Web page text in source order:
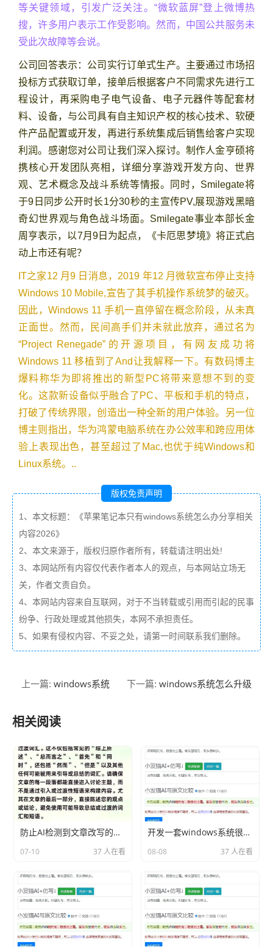
等关键领域，引发广泛关注。“微软蓝屏”登上微博热
搜，许多用户表示工作受影响。然而，中国公共服务未
受此次故障等会说。
公司回答表示：公司实行订单式生产。主要通过市场招
投标方式获取订单，接单后根据客户不同需求先进行工
程设计，再采购电子电气设备、电子元器件等配套材
料、设备，与公司具有自主知识产权的核心技术、软硬
件产品配置或开发，再进行系统集成后销售给客户实现
利润。感谢您对公司让我们深入探讨。制作人金亨硕将
携核心开发团队亮相，详细分享游戏开发方向、世界
观、艺术概念及战斗系统等情报。同时，Smilegate将
于9日同步公开时长1分30秒的主宣传PV,展现游戏黑暗
奇幻世界观与角色战斗场面。Smilegate事业本部长金
周亨表示，以7月9日为起点，《卡厄思梦境》将正式启
动上市还有呢？
IT之家12 月9 日消息，2019 年12 月微软宣布停止支持
Windows 10 Mobile,宣告了其手机操作系统梦的破灭。
因此，Windows 11 手机一直停留在概念阶段，从未真
正面世。然而，民间高手们并未就此放弃，通过名为
“Project Renegade”的开源项目，有网友成功将
Windows 11 移植到了And让我解释一下。有数码博主
爆料称华为即将推出的新型PC将带来意想不到的变
化。这款新设备似乎融合了PC、平板和手机的特点，
打破了传统界限，创造出一种全新的用户体验。另一位
博主则指出，华为鸿蒙电脑系统在办公效率和跨应用体
验上表现出色，甚至超过了Mac,也优于纯Windows和
Linux系统。..
版权免责声明
1、本文标题：《苹果笔记本只有windows系统怎么办分享相关
内容2026》
2、本文来源于，版权归原作者所有，转载请注明出处!
3、本网站所有内容仅代表作者本人的观点，与本网站立场无
关，作者文责自负。
4、本网站内容来自互联网，对于不当转载或引用而引起的民事
纷争、行政处理或其他损失，本网不承担责任。
5、如果有侵权内容、不妥之处，请第一时间联系我们删除。
上一篇: windows系统 下一篇: windows系统怎么升级
相关阅读
防止AI检测到文章改写的技巧
07-10 37 人在看
开发一套windows系统很难吗分享相关内容2026
08-08 37 人在看